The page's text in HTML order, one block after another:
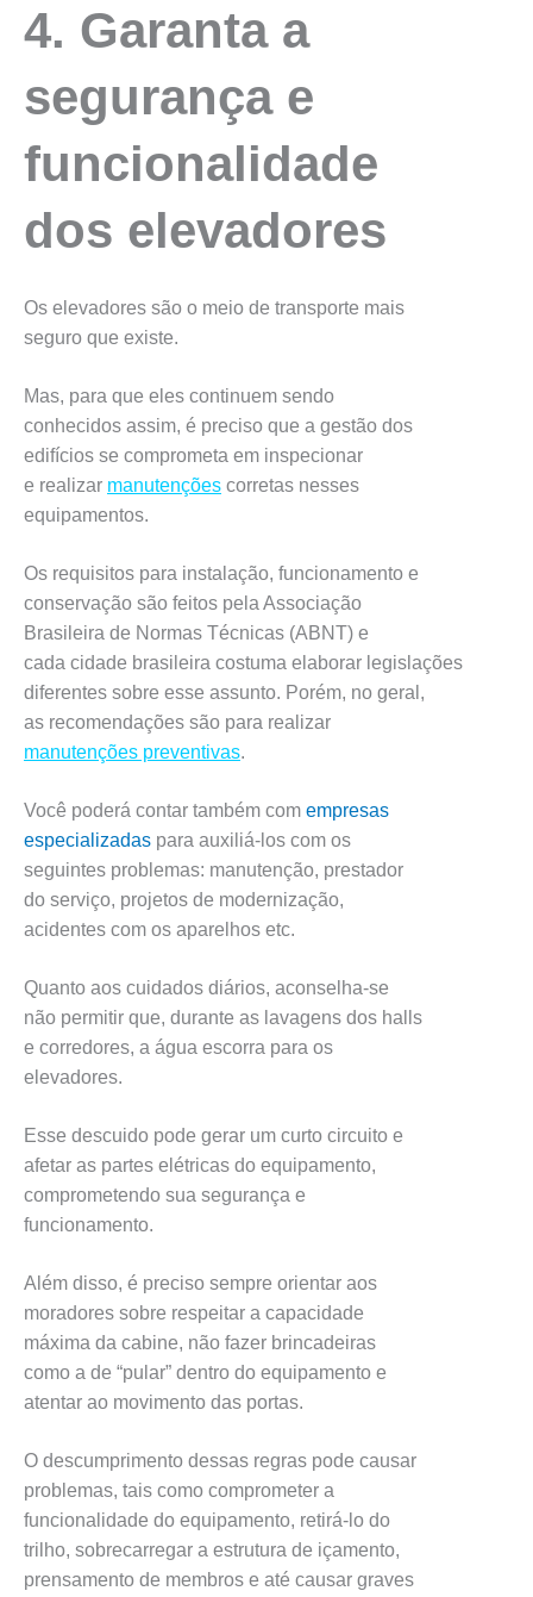
4. Garanta a
segurança e
funcionalidade
dos elevadores
Os elevadores são o meio de transporte mais
seguro que existe.
Mas, para que eles continuem sendo
conhecidos assim, é preciso que a gestão dos
edifícios se comprometa em inspecionar
e realizar manutenções corretas nesses
equipamentos.
Os requisitos para instalação, funcionamento e
conservação são feitos pela Associação
Brasileira de Normas Técnicas (ABNT) e
cada cidade brasileira costuma elaborar legislações
diferentes sobre esse assunto. Porém, no geral,
as recomendações são para realizar
manutenções preventivas.
Você poderá contar também com empresas
especializadas para auxiliá-los com os
seguintes problemas: manutenção, prestador
do serviço, projetos de modernização,
acidentes com os aparelhos etc.
Quanto aos cuidados diários, aconselha-se
não permitir que, durante as lavagens dos halls
e corredores, a água escorra para os
elevadores.
Esse descuido pode gerar um curto circuito e
afetar as partes elétricas do equipamento,
comprometendo sua segurança e
funcionamento.
Além disso, é preciso sempre orientar aos
moradores sobre respeitar a capacidade
máxima da cabine, não fazer brincadeiras
como a de “pular” dentro do equipamento e
atentar ao movimento das portas.
O descumprimento dessas regras pode causar
problemas, tais como comprometer a
funcionalidade do equipamento, retirá-lo do
trilho, sobrecarregar a estrutura de içamento,
prensamento de membros e até causar graves